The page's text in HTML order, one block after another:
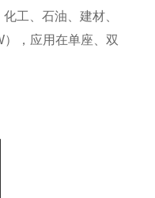
工、石油、建材、
，应用在单座、双